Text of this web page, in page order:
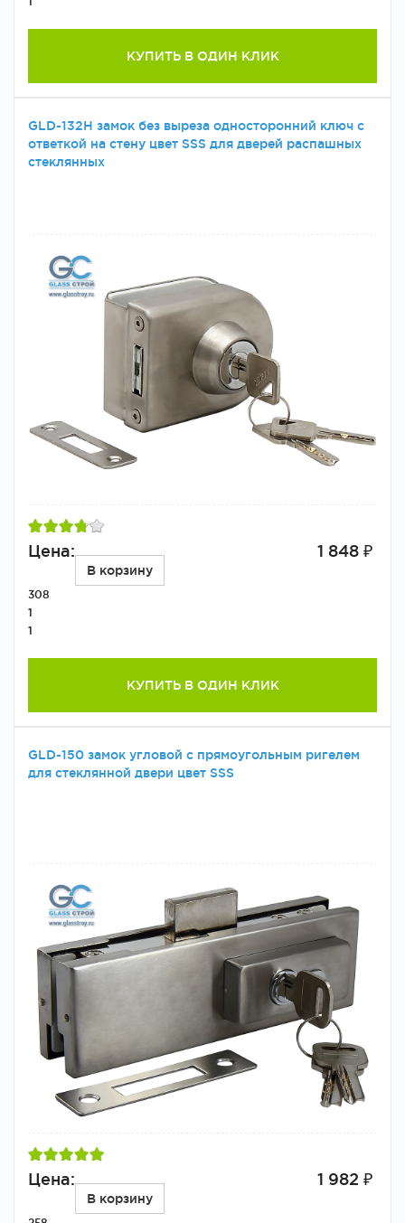
КУПИТЬ В ОДИН КЛИК
GLD-132H замок без выреза односторонний ключ с
ответкой на стену цвет SSS для дверей распашных
стеклянных
Цена: 1 848 ₽
В корзину
308
1
1
КУПИТЬ В ОДИН КЛИК
GLD-150 замок угловой с прямоугольным ригелем
для стеклянной двери цвет SSS
Цена: 1 982 ₽
В корзину